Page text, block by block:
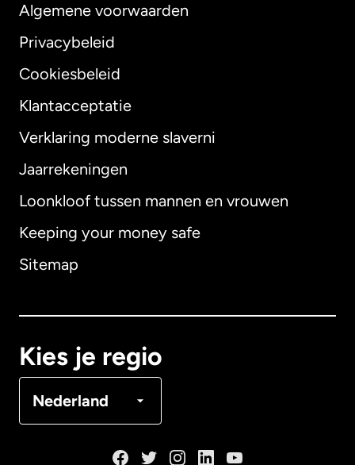
Algemene voorwaarden
Privacybeleid
Cookiesbeleid
Klantacceptatie
Verklaring moderne slaverni
Jaarrekeningen
Loonkloof tussen mannen en vrouwen
Keeping your money safe
Sitemap
Kies je regio
Nederland
Internationaal English
Australië